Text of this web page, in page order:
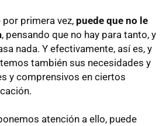
primera vez, puede que no le
, pensando que no hay para tanto, y
nada. Y efectivamente, así es, y
también sus necesidades y
y comprensivos en ciertos
atención a ello, puede